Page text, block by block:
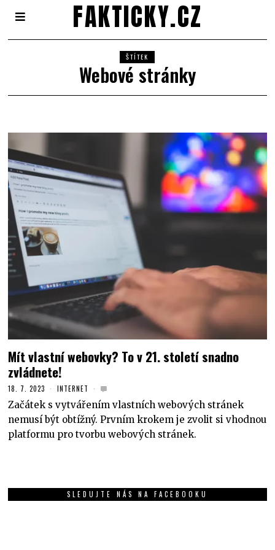
FAKTICKY.CZ
ŠTÍTEK
Webové stránky
Mít vlastní webovky? To v 21. století snadno
zvládnete!
18. 7. 2023 INTERNET
Začátek s vytvářením vlastních webových stránek
nemusí být obtížný. Prvním krokem je zvolit si vhodnou
platformu pro tvorbu webových stránek.
SLEDUJTE NÁS NA FACEBOOKU